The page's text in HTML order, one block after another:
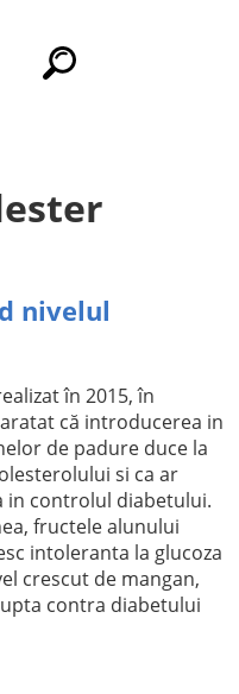
nivelul
în 2015, în
că introducerea in
de padure duce la
si ca ar
in controlul diabetului.
fructele alunului
intoleranta la glucoza
crescut de mangan,
contra diabetului